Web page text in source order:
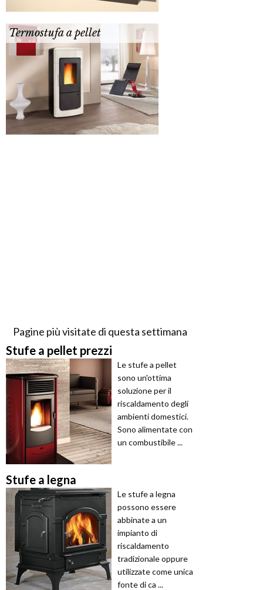
Termostufa a pellet
Pagine più visitate di questa settimana
Stufe a pellet prezzi
Le stufe a pellet
sono un'ottima
soluzione per il
riscaldamento degli
ambienti domestici.
Sono alimentate con
un combustibile ...
Stufe a legna
Le stufe a legna
possono essere
abbinate a un
impianto di
riscaldamento
tradizionale oppure
utilizzate come unica
fonte di ca ...